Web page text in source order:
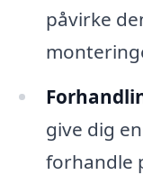
påvirke
give dig
forhandle